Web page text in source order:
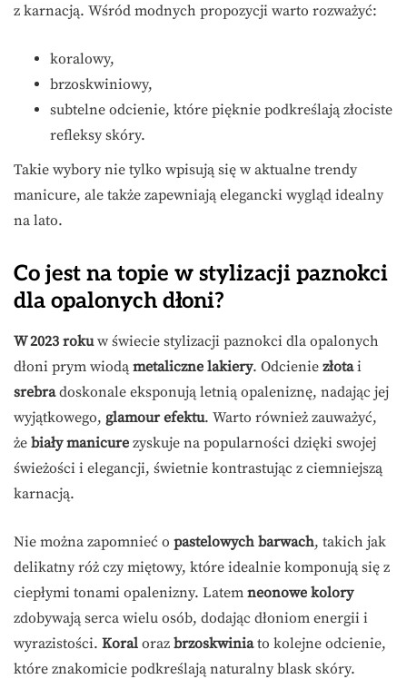
z karnacją. Wśród modnych propozycji warto rozważyć:
koralowy,
brzoskwiniowy,
subtelne odcienie, które pięknie podkreślają złociste
refleksy skóry.
Takie wybory nie tylko wpisują się w aktualne trendy
manicure, ale także zapewniają elegancki wygląd idealny
na lato.
Co jest na topie w stylizacji paznokci
dla opalonych dłoni?
W 2023 rokuw świecie stylizacji paznokci dla opalonych
dłoni prym wiodą metaliczne lakiery. Odcienie złotai
srebradoskonale eksponują letnią opaleniznę, nadając jej
wyjątkowego, glamour efektu. Warto również zauważyć,
że biały manicure zyskuje na popularności dzięki swojej
świeżości i elegancji, świetnie kontrastując z ciemniejszą
karnacją.
Nie można zapomnieć o pastelowych barwach, takich jak
delikatny róż czy miętowy, które idealnie komponują się z
ciepłymi tonami opalenizny. Latem neonowe kolory
zdobywają serca wielu osób, dodając dłoniom energii i
wyrazistości. Koral oraz brzoskwiniato kolejne odcienie,
które znakomicie podkreślają naturalny blask skóry.